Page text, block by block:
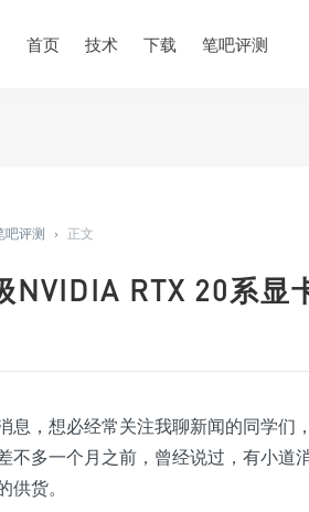
首页 技术 下载 笔吧评测
吧评测 › 正文
NVIDIA RTX 20系显
息，想必经常关注我聊新闻的同学们
不多一个月之前，曾经说过，有小道
供货。